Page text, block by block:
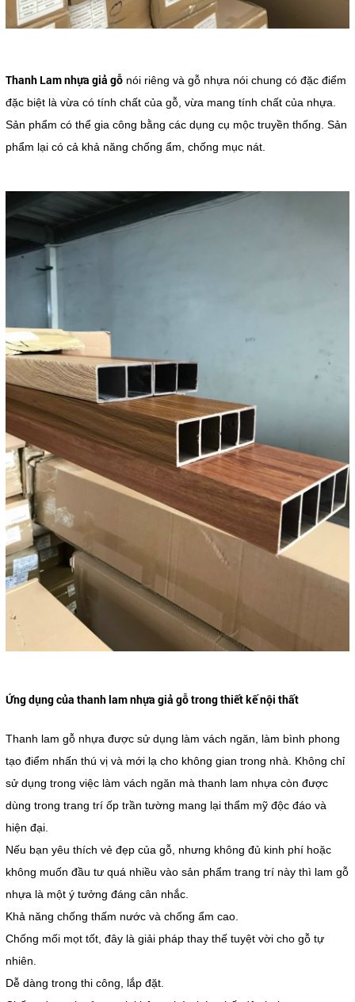
Thanh Lam nhựa giả gỗnói riêng và gỗ nhựa nói chung có đặc điểm
đặc biệt là vừa có tính chất của gỗ, vừa mang tính chất của nhựa.
Sản phẩm có thể gia công bằng các dụng cụ mộc truyền thống. Sản
phẩm lại có cả khả năng chống ẩm, chống mục nát.
Ứng dụng của thanh lam nhựa giả gỗ trong thiết kế nội thất
Thanh lam gỗ nhựa được sử dụng làm vách ngăn, làm bình phong
tạo điểm nhấn thú vị và mới lạ cho không gian trong nhà. Không chỉ
sử dụng trong việc làm vách ngăn mà thanh lam nhựa còn được
dùng trong trang trí ốp trần tường mang lại thẩm mỹ độc đáo và
hiện đại.
Nếu bạn yêu thích vẻ đẹp của gỗ, nhưng không đủ kinh phí hoặc
không muốn đầu tư quá nhiều vào sản phẩm trang trí này thì lam gỗ
nhựa là một ý tưởng đáng cân nhắc.
Khả năng chống thấm nước và chống ẩm cao.
Chống mối mọt tốt, đây là giải pháp thay thế tuyệt vời cho gỗ tự
nhiên.
Dễ dàng trong thi công, lắp đặt.